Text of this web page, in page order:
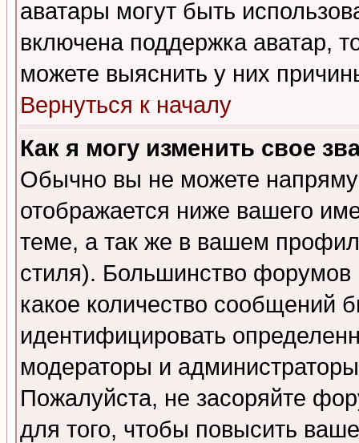
аватары могут быть
включена поддержка аватар,
можете выяснить у них
Вернуться к началу
Как я могу изменить свое
Обычно вы не можете
отображается ниже вашего
теме, а так же в вашем
стиля). Большинство форумов
какое количество сообщений
идентифицировать
модераторы и
Пожалуйста, не засоряйте
для того, чтобы повысить